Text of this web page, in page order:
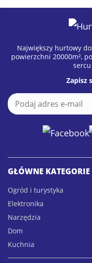
Największy hurtowy
powierzchni 20000m²,
Zapisz
a
i
l
E
m
a
GŁÓWNE KATEGORIE
Ogród i turystyka
Elektronika
Narzędzia
Dom
Kuchnia